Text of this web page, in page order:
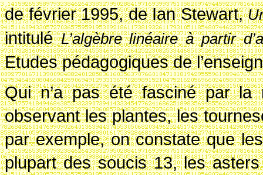
de février 1995, de Ian Stewart,
intituléL’algèbre linéaireà partir
Etudes pédagogiques de
Qui n’a pas été fasciné par la
observant les plantes, les
par exemple, on constate que
plupart des soucis 13, les